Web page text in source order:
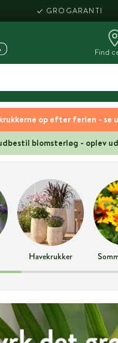
GROGARANTI
Find
op efter ferien - se
blomsterløg - oplev
Havekrukker